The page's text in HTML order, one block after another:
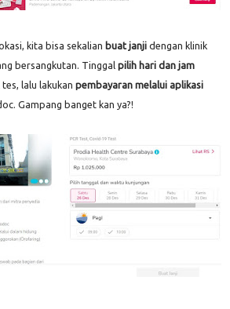
kita bisa sekalian buat janji dengan klinik
bersangkutan. Tinggal pilih hari dan jam
lalu lakukan pembayaran melalui aplikasi
Gampang banget kan ya?!